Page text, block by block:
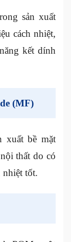
sản xuất
cách nhiệt,
kết dính
(MF)
xuất bề mặt
thất do có
nhiệt tốt.